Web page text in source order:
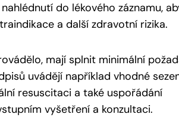
do lékového záznamu,
a další zdravotní rizika.
mají splnit minimální
uvádějí například vhodné
resuscitaci a také uspořádání
vyšetření a konzultaci.